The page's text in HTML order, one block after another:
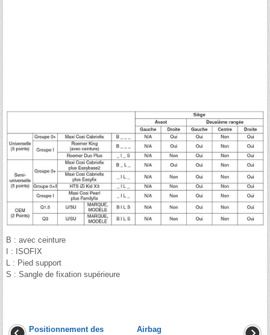
B : avec ceinture
I : ISOFIX
L : Pied support
S : Sangle de fixation supérieure
Positionnement des
Airbag